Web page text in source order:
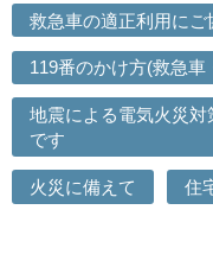
救急車の適正利用にご
119番のかけ方(救急
地震による電気火災
です
火災に備えて 住